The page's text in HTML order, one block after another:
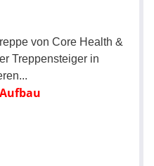
von Core Health &
Treppensteiger in